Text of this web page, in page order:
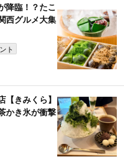
降臨！？たこ
西グルメ大集
ト
きみくら】
かき氷が衝撃